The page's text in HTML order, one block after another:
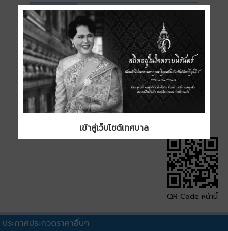
ไฟล์ที่
3. แบบแปลนโครงการ
ประเภท
ขนาด
0.75 MB
ดาวน์โหลด
QR Code หน้านี้
ประกาศประกวดราคาอื่นๆ
เข้าสู่เว็บไซต์เทศบาล